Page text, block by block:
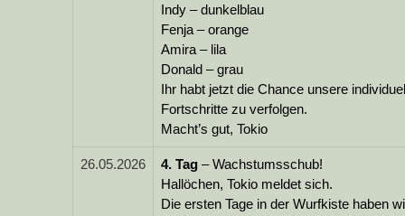
Indy – dunkelblau
Fenja – orange
Amira – lila
Donald – grau
Ihr habt jetzt die Chance unsere
Fortschritte zu verfolgen.
Macht’s gut, Tokio
26.05.2026 4. Tag – Wachstumsschub!
Hallöchen, Tokio meldet sich.
Die ersten Tage in der Wurfkiste haben